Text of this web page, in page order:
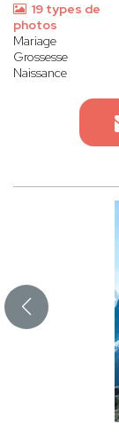
19 types de
photos
Mariage
Grossesse
Naissance